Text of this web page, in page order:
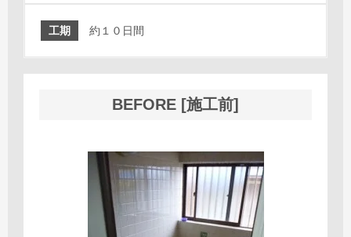
工期 約１０日間
BEFORE [施工前]